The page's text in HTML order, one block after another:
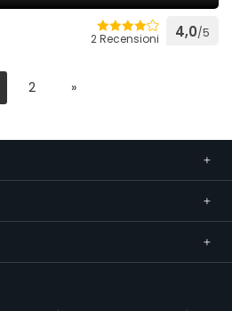
2 Recensioni 4,0/5
2 »